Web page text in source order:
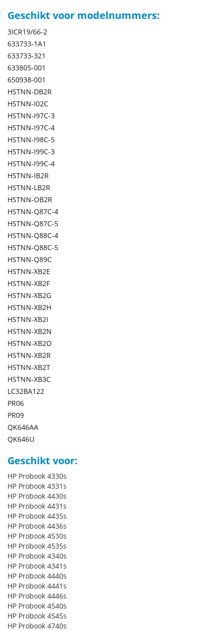
Geschikt voor modelnummers:
3ICR19/66-2
633733-1A1
633733-321
633805-001
650938-001
HSTNN-DB2R
HSTNN-I02C
HSTNN-I97C-3
HSTNN-I97C-4
HSTNN-I98C-5
HSTNN-I99C-3
HSTNN-I99C-4
HSTNN-IB2R
HSTNN-LB2R
HSTNN-OB2R
HSTNN-Q87C-4
HSTNN-Q87C-5
HSTNN-Q88C-4
HSTNN-Q88C-5
HSTNN-Q89C
HSTNN-XB2E
HSTNN-XB2F
HSTNN-XB2G
HSTNN-XB2H
HSTNN-XB2I
HSTNN-XB2N
HSTNN-XB2O
HSTNN-XB2R
HSTNN-XB2T
HSTNN-XB3C
LC32BA122
PR06
PR09
QK646AA
QK646U
Geschikt voor:
HP Probook 4330s
HP Probook 4331s
HP Probook 4430s
HP Probook 4431s
HP Probook 4435s
HP Probook 4436s
HP Probook 4530s
HP Probook 4535s
HP Probook 4340s
HP Probook 4341s
HP Probook 4440s
HP Probook 4441s
HP Probook 4446s
HP Probook 4540s
HP Probook 4545s
HP Probook 4740s